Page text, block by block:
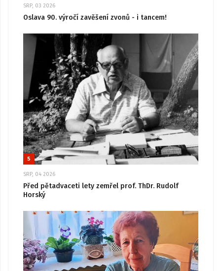
SRP, 03 2026
Oslava 90. výročí zavěšení zvonů - i tancem!
5
SRP, 04 2026
Před pětadvaceti lety zemřel prof. ThDr. Rudolf
Horský